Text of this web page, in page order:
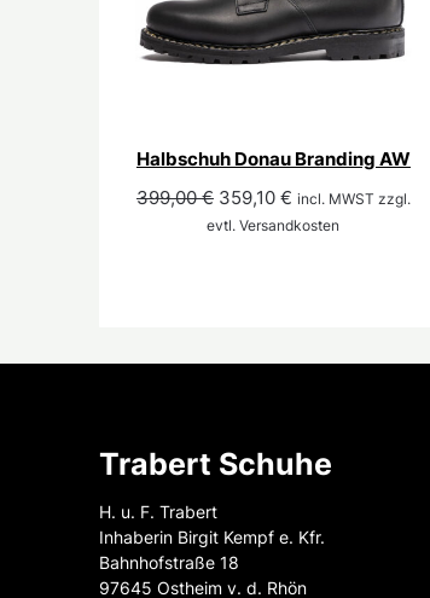
Halbschuh Donau Branding AW
399,00€ Ursprünglicher
Preis
359,10 €Aktueller
Preis
incl. MWST zzgl.
evtl. Versandkosten
Trabert Schuhe
H. u. F. Trabert
Inhaberin Birgit Kempf e. Kfr.
Bahnhofstraße 18
97645 Ostheim v. d. Rhön